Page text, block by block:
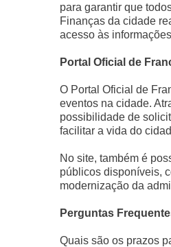
para garantir que
Finanças da cidade
acesso às
Portal Oficial de
O Portal Oficial de
eventos na cidade.
possibilidade de
facilitar a vida do
No site, também é
públicos disponíveis,
modernização da
Perguntas
Quais são os prazos